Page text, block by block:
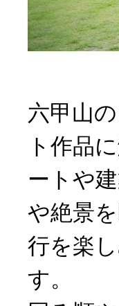
六甲山
ト作品
ートや
や絶景
行を楽
す。